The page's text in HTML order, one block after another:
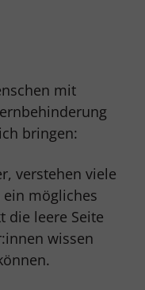
mit
bringen:
verstehen viele
mögliches
die leere Seite
wissen